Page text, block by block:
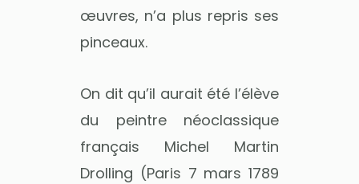
œuvres, n’a plus repris ses
pinceaux.
On dit qu’il aurait été l’élève
du peintre néoclassique
français Michel Martin
Drolling (Paris 7 mars 1789